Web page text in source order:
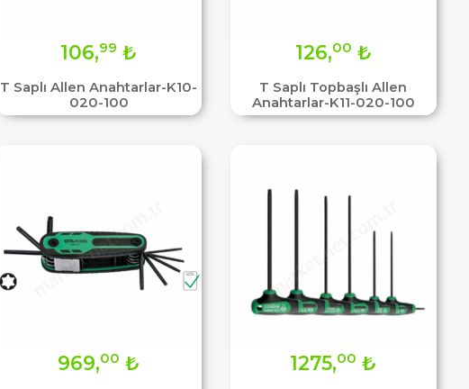
T Saplı Allen Anahtarlar-K10-
020-100
106,99 ₺
T Saplı Topbaşlı Allen
Anahtarlar-K11-020-100
126,00 ₺
969,00 ₺ 1275,00 ₺